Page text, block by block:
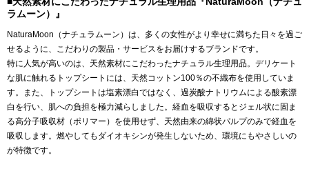
ラムーン）』
NaturaMoon（ナチュラムーン）は、多くの女性がより幸せに満ちた日々を過ご
せるように、こだわりの製品・サービスをお届けするブランドです。
特に人気が高いのは、天然素材にこだわったナチュラル生理用品。デリケート
な肌に触れるトップシートには、天然コットン100％の不織布を使用していま
す。また、トップシートは塩素漂白ではなく、過炭酸ナトリウムによる酸素漂
白を行い、肌への負担を極力減らしました。経血を吸収するとジェル状に固ま
る高分子吸収材（ポリマー）を使用せず、天然由来の綿状パルプのみで経血を
吸収します。燃やしてもダイオキシンが発生しないため、環境にもやさしいの
が特徴です。